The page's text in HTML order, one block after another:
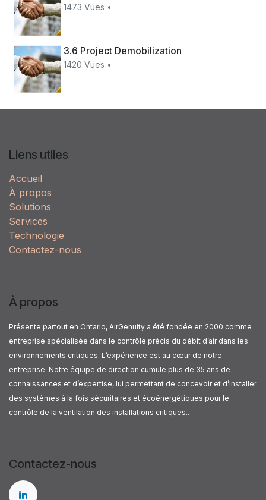
1473 Vues •
3.6 Project Demobilization
1420 Vues •
Liens utiles
Accueil
À propos
Solutions
Services
Technologie
Contactez-nous
À propos
Présente partout en Ontario, AirGenuity a été fondée en 2000 comme
entreprise spécialisée dans le contrôle précis du débit d’air dans les
environnements critiques. L’expérience est au cœur de notre
entreprise. Notre équipe de direction cumule plus de 35 ans de
connaissances et d’expertise, lui permettant de concevoir et d’installer
des systèmes à la fois sécuritaires et écoénergétiques pour le
contrôle de la ventilation des installations critiques..
Contactez-nous